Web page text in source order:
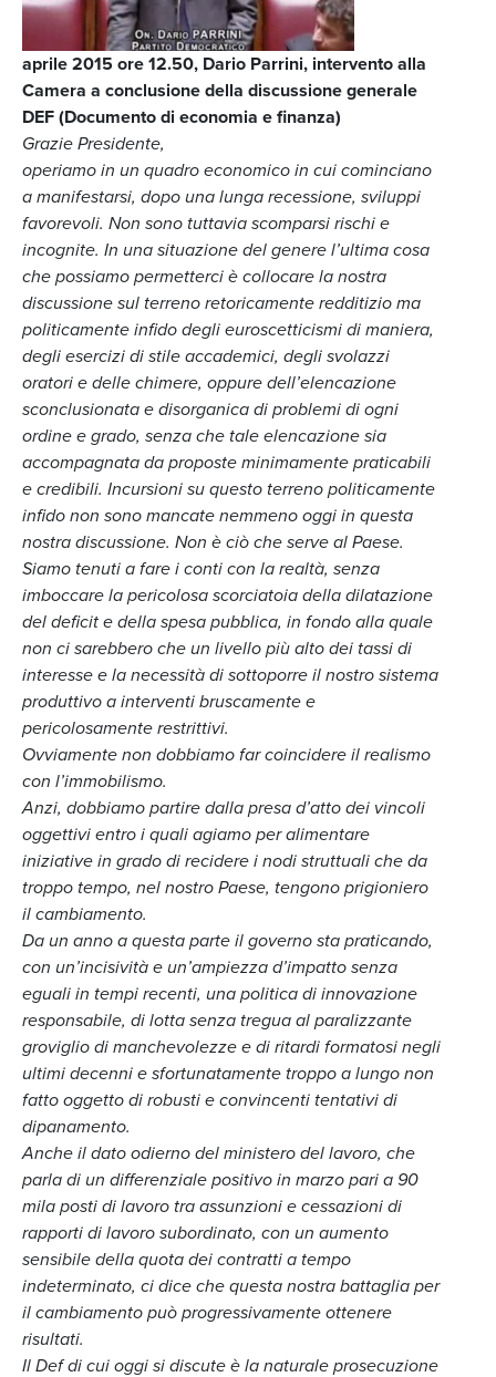
aprile 2015 ore 12.50, Dario Parrini, intervento alla
Camera a conclusione della discussione generale
DEF (Documento di economia e finanza)
Grazie Presidente,
operiamo in un quadro economico in cui cominciano
a manifestarsi, dopo una lunga recessione, sviluppi
favorevoli. Non sono tuttavia scomparsi rischi e
incognite. In una situazione del genere l’ultima cosa
che possiamo permetterci è collocare la nostra
discussione sul terreno retoricamente redditizio ma
politicamente infido degli euroscetticismi di maniera,
degli esercizi di stile accademici, degli svolazzi
oratori e delle chimere, oppure dell’elencazione
sconclusionata e disorganica di problemi di ogni
ordine e grado, senza che tale elencazione sia
accompagnata da proposte minimamente praticabili
e credibili. Incursioni su questo terreno politicamente
infido non sono mancate nemmeno oggi in questa
nostra discussione. Non è ciò che serve al Paese.
Siamo tenuti a fare i conti con la realtà, senza
imboccare la pericolosa scorciatoia della dilatazione
del deficit e della spesa pubblica, in fondo alla quale
non ci sarebbero che un livello più alto dei tassi di
interesse e la necessità di sottoporre il nostro sistema
produttivo a interventi bruscamente e
pericolosamente restrittivi.
Ovviamente non dobbiamo far coincidere il realismo
con l’immobilismo.
Anzi, dobbiamo partire dalla presa d’atto dei vincoli
oggettivi entro i quali agiamo per alimentare
iniziative in grado di recidere i nodi struttuali che da
troppo tempo, nel nostro Paese, tengono prigioniero
il cambiamento.
Da un anno a questa parte il governo sta praticando,
con un’incisività e un’ampiezza d’impatto senza
eguali in tempi recenti, una politica di innovazione
responsabile, di lotta senza tregua al paralizzante
groviglio di manchevolezze e di ritardi formatosi negli
ultimi decenni e sfortunatamente troppo a lungo non
fatto oggetto di robusti e convincenti tentativi di
dipanamento.
Anche il dato odierno del ministero del lavoro, che
parla di un differenziale positivo in marzo pari a 90
mila posti di lavoro tra assunzioni e cessazioni di
rapporti di lavoro subordinato, con un aumento
sensibile della quota dei contratti a tempo
indeterminato, ci dice che questa nostra battaglia per
il cambiamento può progressivamente ottenere
risultati.
Il Def di cui oggi si discute è la naturale prosecuzione